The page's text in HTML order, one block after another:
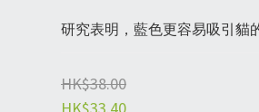
研究表明，藍色更容易吸引貓
HK$38.00